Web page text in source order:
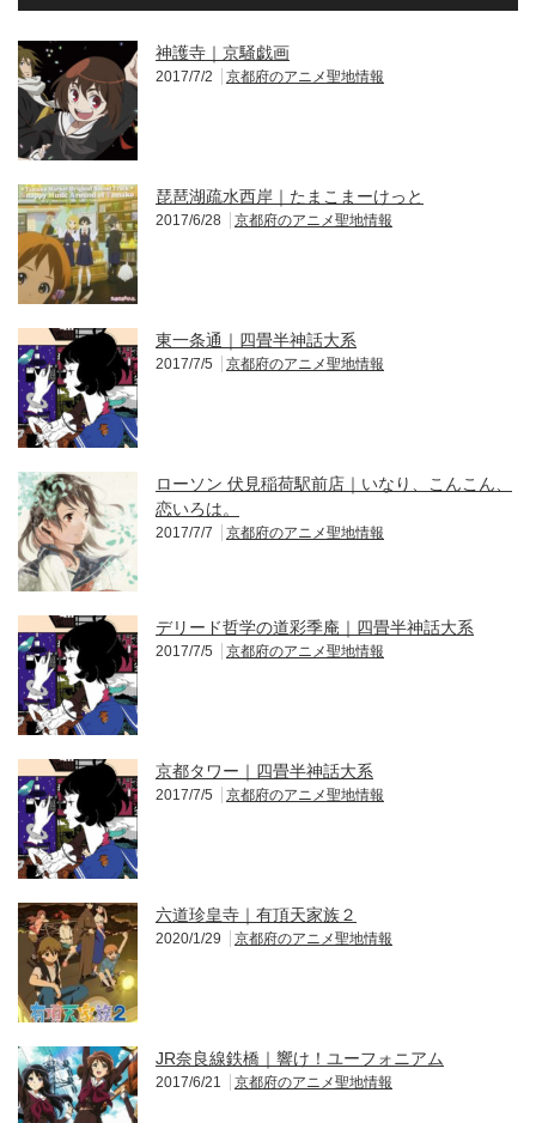
神護寺｜京騒戯画
2017/7/2 京都府のアニメ聖地情報
琵琶湖疏水西岸｜たまこまーけっと
2017/6/28 京都府のアニメ聖地情報
東一条通｜四畳半神話大系
2017/7/5 京都府のアニメ聖地情報
ローソン 伏見稲荷駅前店｜いなり、こんこん、
恋いろは。
2017/7/7 京都府のアニメ聖地情報
デリード哲学の道彩季庵｜四畳半神話大系
2017/7/5 京都府のアニメ聖地情報
京都タワー｜四畳半神話大系
2017/7/5 京都府のアニメ聖地情報
六道珍皇寺｜有頂天家族２
2020/1/29 京都府のアニメ聖地情報
JR奈良線鉄橋｜響け！ユーフォニアム
2017/6/21 京都府のアニメ聖地情報